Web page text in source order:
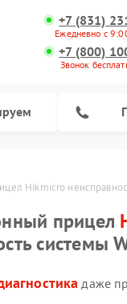
+7 (831)
Ежедневно с
+7 (800)
Звонок
Hikmicro
прицел
системы
даже